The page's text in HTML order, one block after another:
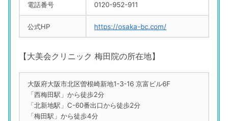
電話番号 0120-952-911
公式HP https://osaka-bc.com/
【大美会クリニック 梅田院の所在地】
大阪府大阪市北区曽根崎新地1-3-16 京富ビル6F
「西梅田駅」から徒歩2分
「北新地駅」C-60番出口から徒歩2分
「梅田駅」から徒歩4分